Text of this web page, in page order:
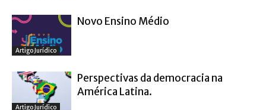
Artigo Jurídico
Novo Ensino Médio
Artigo Jurídico
Perspectivas da democracia na
América Latina.